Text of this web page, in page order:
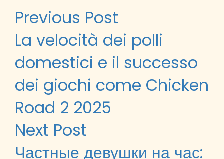
Post
navigation
Previous Post
La velocità dei polli
domestici e il successo
dei giochi come Chicken
Road 2 2025
Next Post
Частные девушки на час: